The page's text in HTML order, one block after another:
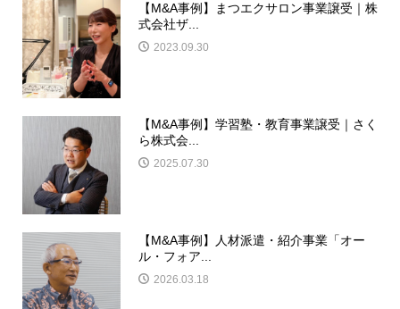
【M&A事例】まつエクサロン事業譲受｜株
式会社ザ...
2023.09.30
【M&A事例】学習塾・教育事業譲受｜さく
ら株式会...
2025.07.30
【M&A事例】人材派遣・紹介事業「オー
ル・フォア...
2026.03.18